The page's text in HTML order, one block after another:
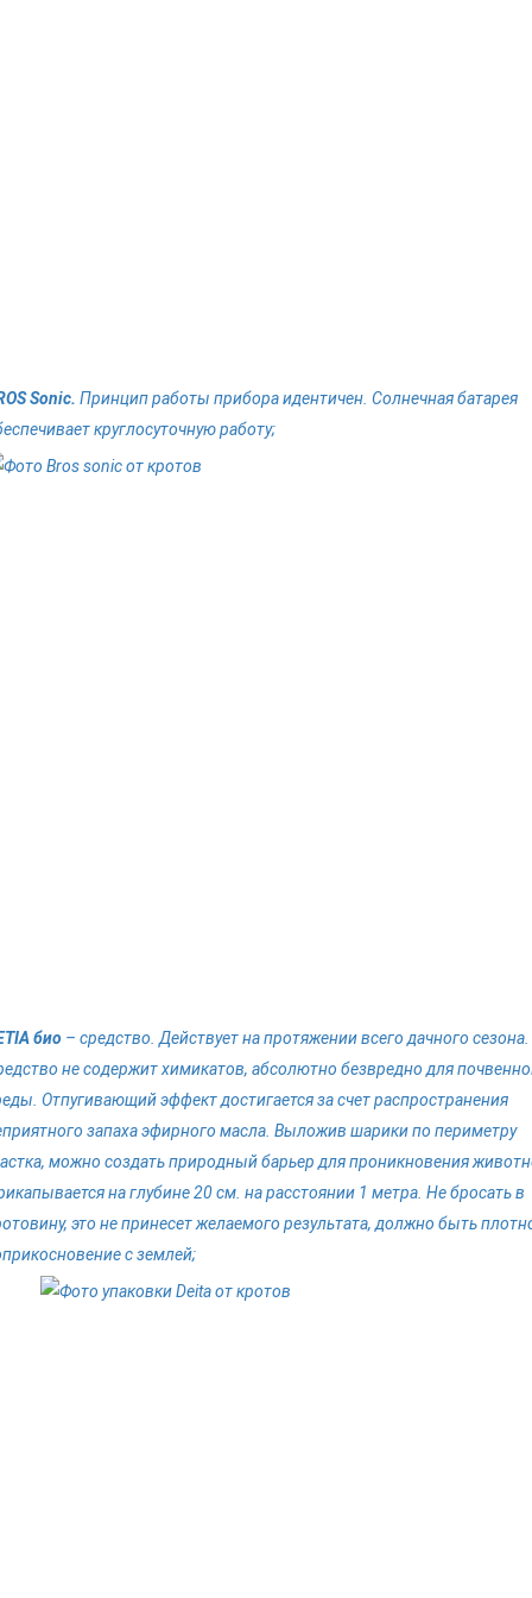
Sonic. Принцип работы прибора идентичен. Солнечная батарея
круглосуточную работу;
био– средство. Действует на протяжении всего дачного сезона.
не содержит химикатов, абсолютно безвредно для
Отпугивающий эффект достигается за счет распространения
запаха эфирного масла. Выложив шарики по периметру
можно создать природный барьер для проникновения
на глубине 20 см. на расстоянии 1 метра. Не бросать в
это не принесет желаемого результата, должно быть
с землей;